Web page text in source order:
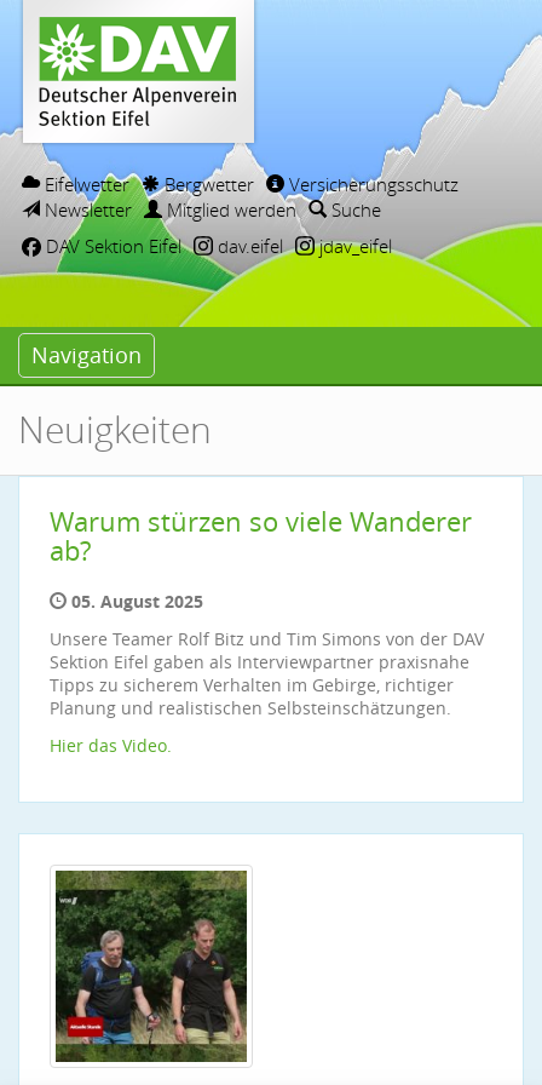
Eifelwetter Bergwetter
Versicherungsschutz
Newsletter
Mitglied werden
Suche
DAV Sektion Eifel
dav.eifel jdav_eifel
Navigation
Neuigkeiten
Warum stürzen so viele Wanderer
ab?
05. August 2025
Unsere Teamer Rolf Bitz und Tim Simons von der DAV
Sektion Eifel gaben als Interviewpartner praxisnahe
Tipps zu sicherem Verhalten im Gebirge, richtiger
Planung und realistischen Selbsteinschätzungen.
Hier das Video.